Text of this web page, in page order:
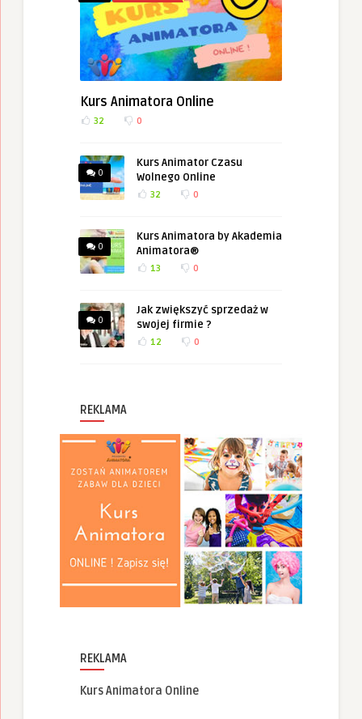
Kurs Animatora Online
32 0
0
Kurs Animator Czasu
Wolnego Online
32 0
0
Kurs Animatora by Akademia
Animatora®
13 0
0
Jak zwiększyć sprzedaż w
swojej firmie ?
12 0
REKLAMA
REKLAMA
Kurs Animatora Online